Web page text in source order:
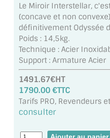
MIROIR POUR PORTE
MIROIR DE SALLE DE
MIROIR PAROI DE
MIROIR POUR SALLE DE
MIROIR POUR SALLE
Le Miroir Interstellar,
(concave et non
définitivement Odyssée
Poids : 14,5kg.
Technique : Acier
Support : Armature Acier
1491.67€HT
1790.00 €TTC
Tarifs PRO, Revendeurs
consulter